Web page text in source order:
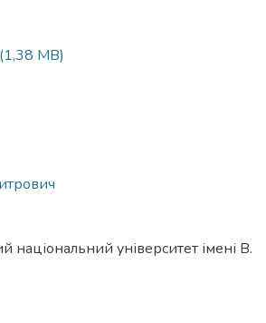
(1,38 MB)
національний університет імені В.